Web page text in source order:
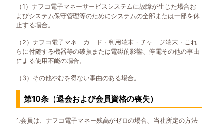
（1）ナフコ電子マネーサービスシステムに故障が生じた場合お
よびシステム保守管理等のためにシステムの全部または一部を休
止する場合。
（2）ナフコ電子マネーカード・利用端末・チャージ端末・これ
らに付随する機器等の破損または電磁的影響、停電その他の事由
による使用不能の場合。
（3）その他やむを得ない事由のある場合。
第10条（退会および会員資格の喪失）
1.会員は、ナフコ電子マネー残高がゼロの場合、当社所定の方法